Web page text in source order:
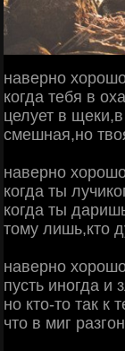
наверно
когда тебя в
целует в
смешная,но
наверно
когда ты
когда ты
тому лишь,кто
наверно
пусть иногда и
но кто-то так к
что в миг